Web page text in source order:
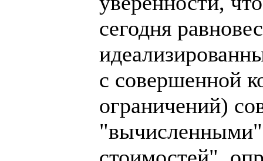
сегодня
с совершенной
ограничений)